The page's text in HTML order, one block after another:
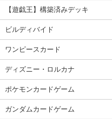
【遊戯王】構築済みデッキ
ビルディバイド
ワンピースカード
ディズニー・ロルカナ
ポケモンカードゲーム
ガンダムカードゲーム